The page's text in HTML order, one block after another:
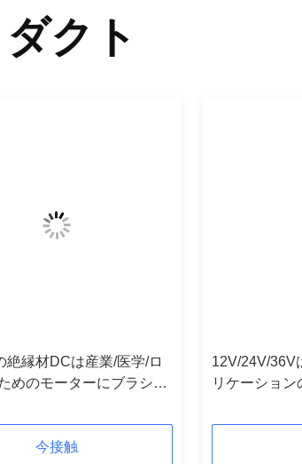
クト
絶縁材DCは産業/医学/ロ
めのモーターにブラシを
今接触
12V/24V/36V
リケーショ